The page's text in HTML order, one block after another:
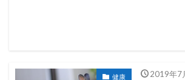
健康
2019年7